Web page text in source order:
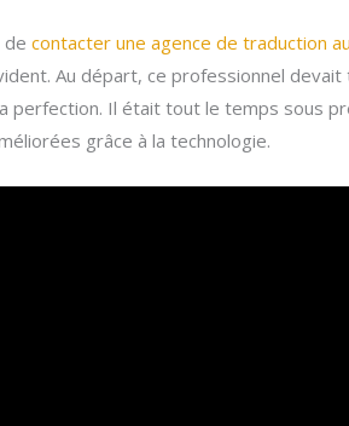
decontacter une agence de traduction
Au départ, ce professionnel
perfection. Il était tout le temps sous
grâce à la technologie.